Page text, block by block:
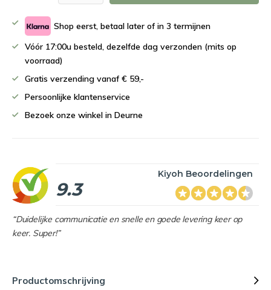
Shop eerst, betaal later of in 3 termijnen
Vóór 17:00u besteld, dezelfde dag verzonden (mits op
voorraad)
Gratis verzending vanaf € 59,-
Persoonlijke klantenservice
Bezoek onze winkel in Deurne
9.3
Kiyoh Beoordelingen
“Duidelijke communicatie en snelle en goede levering keer op
keer. Super!”
Productomschrijving